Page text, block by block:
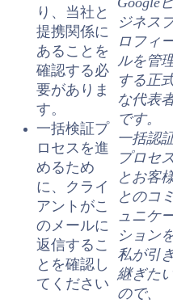
り、当社と
提携関係に
あることを
確認する必
要がありま
す。
一括検証プ
ロセスを進
めるため
に、クライ
アントがこ
のメールに
返信するこ
とを確認し
てください
ジネス
ロフィ
ルを管
する正
な代表
です。
一括認
プロセ
とお客
とのコ
ュニケ
ション
私が引
継ぎた
ので、